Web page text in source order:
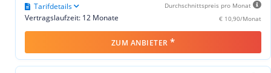
Durchschnittspreis pro Monat
€ 10,90/Monat
Vertragslaufzeit: 12 Monate
Tarifdetails
ZUM ANBIETER *